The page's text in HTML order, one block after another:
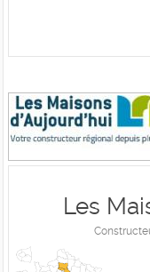
Les